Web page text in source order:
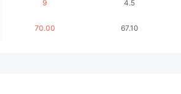
9
70.00
4.5
67.10